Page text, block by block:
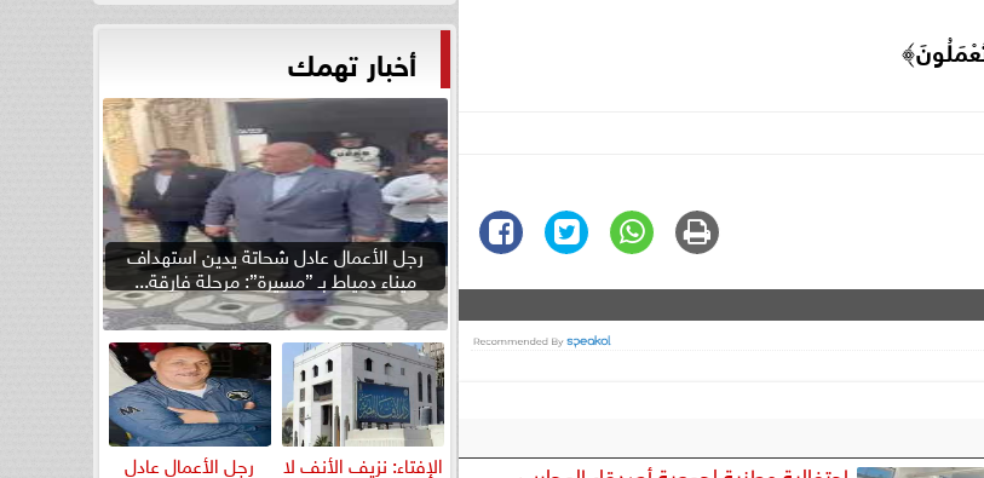
أخبار تهمك
رجل الأعمال عادل شحاتة يدين استهداف
ميناء دمياط بـ ”مسيرة”: مرحلة فارقة...
الإفتاء: نزيف الأنف لا رجل الأعمال عادل